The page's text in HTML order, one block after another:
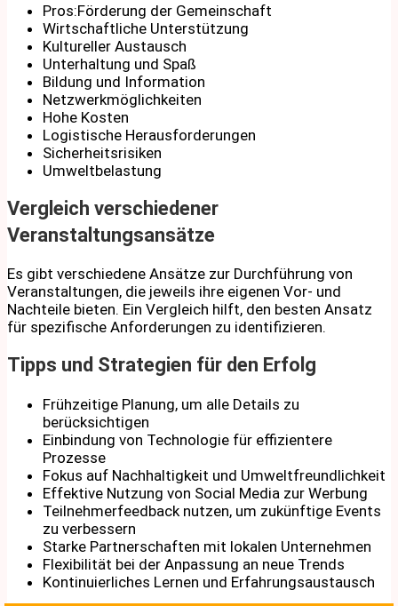
Pros:Förderung der Gemeinschaft
Wirtschaftliche Unterstützung
Kultureller Austausch
Unterhaltung und Spaß
Bildung und Information
Netzwerkmöglichkeiten
Hohe Kosten
Logistische Herausforderungen
Sicherheitsrisiken
Umweltbelastung
Vergleich verschiedener
Veranstaltungsansätze
Es gibt verschiedene Ansätze zur Durchführung von
Veranstaltungen, die jeweils ihre eigenen Vor- und
Nachteile bieten. Ein Vergleich hilft, den besten Ansatz
für spezifische Anforderungen zu identifizieren.
Tipps und Strategien für den Erfolg
Frühzeitige Planung, um alle Details zu
berücksichtigen
Einbindung von Technologie für effizientere
Prozesse
Fokus auf Nachhaltigkeit und Umweltfreundlichkeit
Effektive Nutzung von Social Media zur Werbung
Teilnehmerfeedback nutzen, um zukünftige Events
zu verbessern
Starke Partnerschaften mit lokalen Unternehmen
Flexibilität bei der Anpassung an neue Trends
Kontinuierliches Lernen und Erfahrungsaustausch